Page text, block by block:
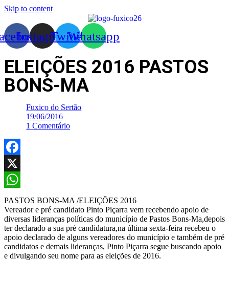
Skip to content
InstagramTwitterWhatsapp
ELEIÇÕES 2016 PASTOS
BONS-MA
Fuxico do Sertão
19/06/2016
1 Comentário
Facebook
X
WhatsApp
PASTOS BONS-MA /ELEIÇÕES 2016
Vereador e pré candidato Pinto Piçarra vem recebendo apoio de
diversas lideranças políticas do município de Pastos Bons-Ma,depois
ter declarado a sua pré candidatura,na última sexta-feira recebeu o
apoio declarado de alguns vereadores do município e também de pré
candidatos e demais lideranças, Pinto Piçarra segue buscando apoio
e divulgando seu nome para as eleições de 2016.